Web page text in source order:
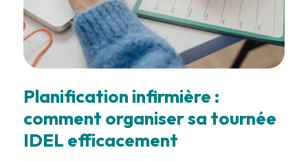
Planification infirmière :
comment organiser sa tournée
IDEL efficacement